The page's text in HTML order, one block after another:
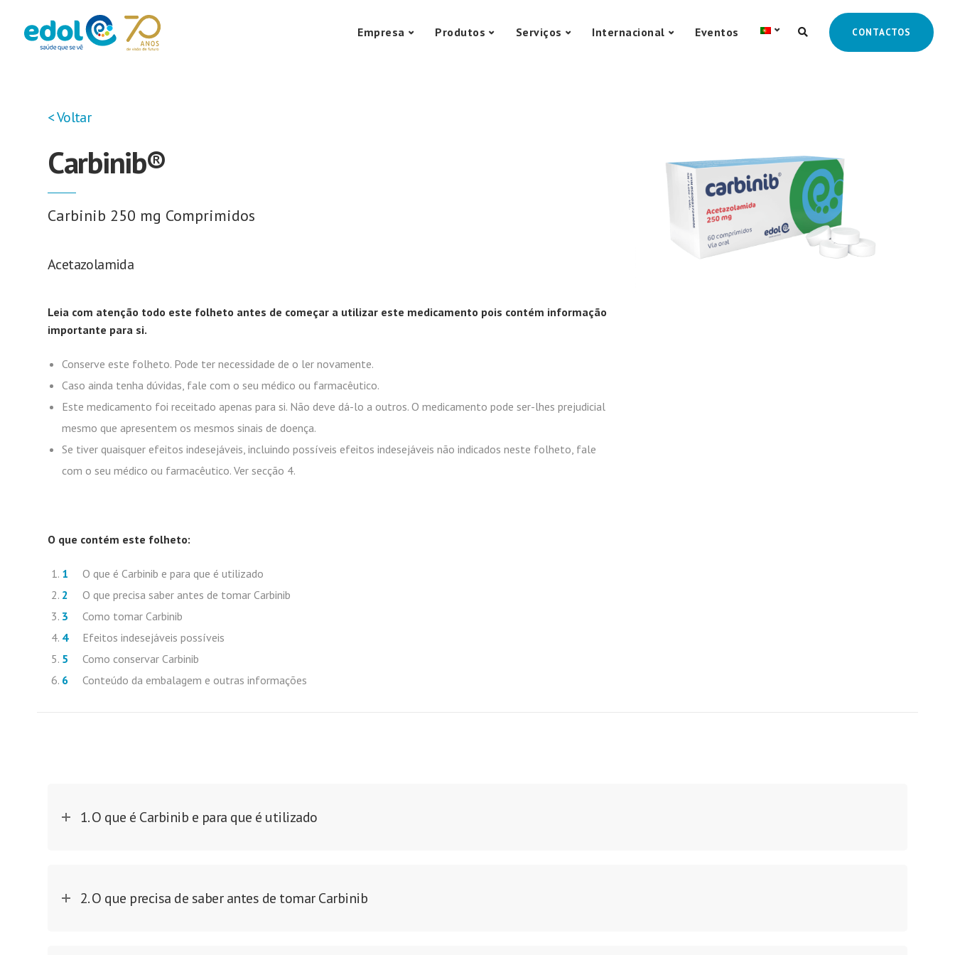
Empresa Produtos Serviços Internacional Eventos CONTACTOS
< Voltar
Carbinib®
Carbinib 250 mg Comprimidos
Acetazolamida
Leia com atenção todo este folheto antes de começar a utilizar este medicamento pois contém informação
importante para si.
Conserve este folheto. Pode ter necessidade de o ler novamente.
Caso ainda tenha dúvidas, fale com o seu médico ou farmacêutico.
Este medicamento foi receitado apenas para si. Não deve dá-lo a outros. O medicamento pode ser-lhes prejudicial
mesmo que apresentem os mesmos sinais de doença.
Se tiver quaisquer efeitos indesejáveis, incluindo possíveis efeitos indesejáveis não indicados neste folheto, fale
com o seu médico ou farmacêutico. Ver secção 4.
O que contém este folheto:
O que é Carbinib e para que é utilizado
O que precisa saber antes de tomar Carbinib
Como tomar Carbinib
Efeitos indesejáveis possíveis
Como conservar Carbinib
Conteúdo da embalagem e outras informações
1. O que é Carbinib e para que é utilizado
2. O que precisa de saber antes de tomar Carbinib